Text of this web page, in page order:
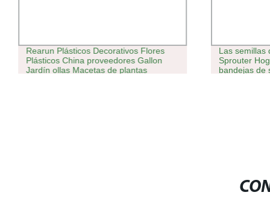
Rearun Plásticos Decorativos Flores
Plásticos China proveedores Gallon
Jardín ollas Macetas de plantas
Las semillas
Sprouter
bandejas de